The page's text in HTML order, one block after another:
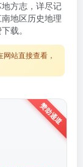
方志，详尽记
地区历史地理
载。
站直接查看，